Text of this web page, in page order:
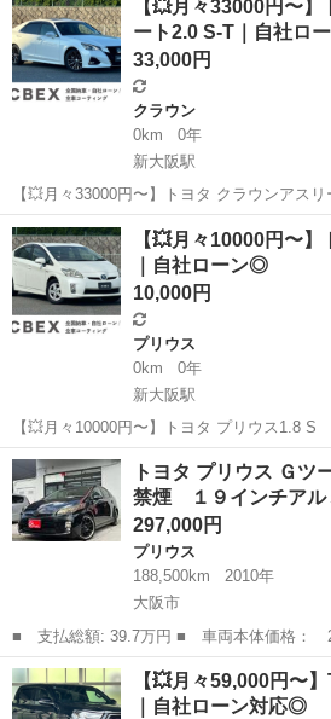
店へのお問い合わせ・審査・ご案内は、下
付...
【💥月々33000円〜
ート2.0 S-T｜自社ロ
33,000円
クラウン
0km
0年
新大阪駅
【💥月々33000円〜】トヨタ クラウンアス
◎｜ 「自社ローン」「信用回復ローン」多数ローンのお取り扱いござ
います💡 ⚠当店へのお問い合わせ・審査・ご案内は、下記のLINEリ
ン...
大阪 大阪市 新大阪駅 クラウン
【💥月々10000円〜
｜自社ローン◎
10,000円
プリウス
0km
0年
新大阪駅
【💥月々10000円〜】トヨタ プリウス1.8 S ｜
ローン」「信用回復ローン」多数ローンのお
当店へのお問い合わせ・審査・ご案内は、
受...
大阪 大阪市 新大阪駅
トヨタ プリウス Ｇ
禁煙 １９インチア
297,000円
プリウス
188,500km
2010年
大阪市
■ 支払総額: 39.7万円 ■ 車両本体価格： 297,000 円 ■ メーカー
名： トヨタ ■ 車種名： プリウス ■ グ
グセレクション 禁煙 １９インチアルミ
ルセグナビ ...
大阪 大阪市 プリウス
【💥月々59,000円〜
｜自社ローン対応◎